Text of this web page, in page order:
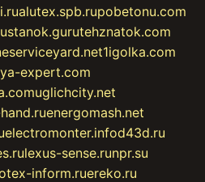
alutex.spb.rupobetonu.com
stanok.gurutehznatok.com
serviceyard.net1igolka.com
expert.com
uglichcity.net
energomash.net
electromonter.infod43d.ru
lexus-sense.runpr.su
inform.ruereko.ru